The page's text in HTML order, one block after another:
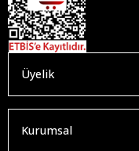
Üyelik
Kurumsal